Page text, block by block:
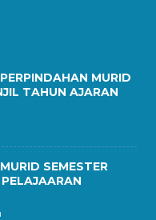
MURID
TAHUN AJARAN
SEMESTER